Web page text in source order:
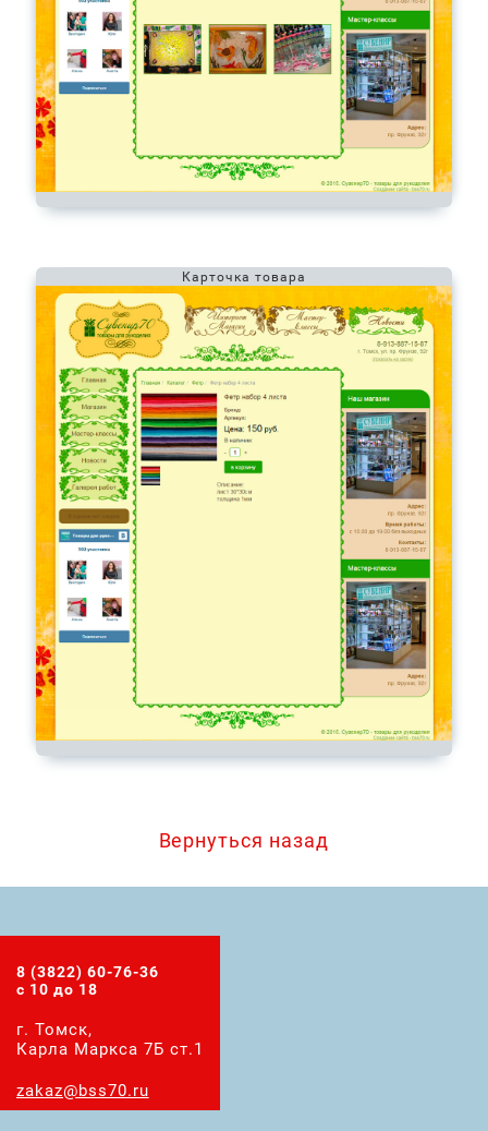
Карточка товара
Вернуться назад
8 (3822) 60-76-36
с 10 до 18
г. Томск,
Карла Маркса 7Б ст.1
zakaz@bss70.ru